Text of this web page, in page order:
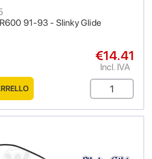
91-93 - Slinky Glide
€14.41
Incl. IVA